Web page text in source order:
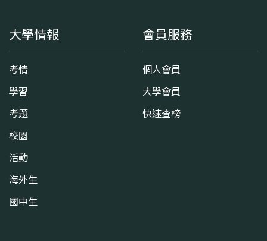
大學情報
考情
學習
考題
校園
活動
海外生
國中生
會員服務
個人會員
大學會員
快速查榜